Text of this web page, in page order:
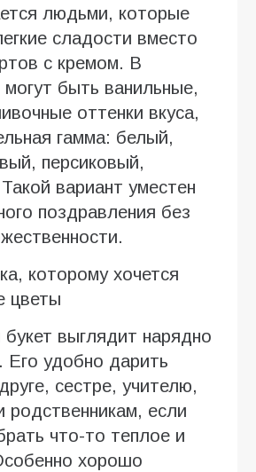
людьми, которые
сладости вместо
с кремом. В
могут быть ванильные,
оттенки вкуса,
гамма: белый,
персиковый,
вариант уместен
поздравления без
которому хочется
цветы
выглядит нарядно
Его удобно дарить
сестре, учителю,
родственникам, если
что-то теплое и
хорошо